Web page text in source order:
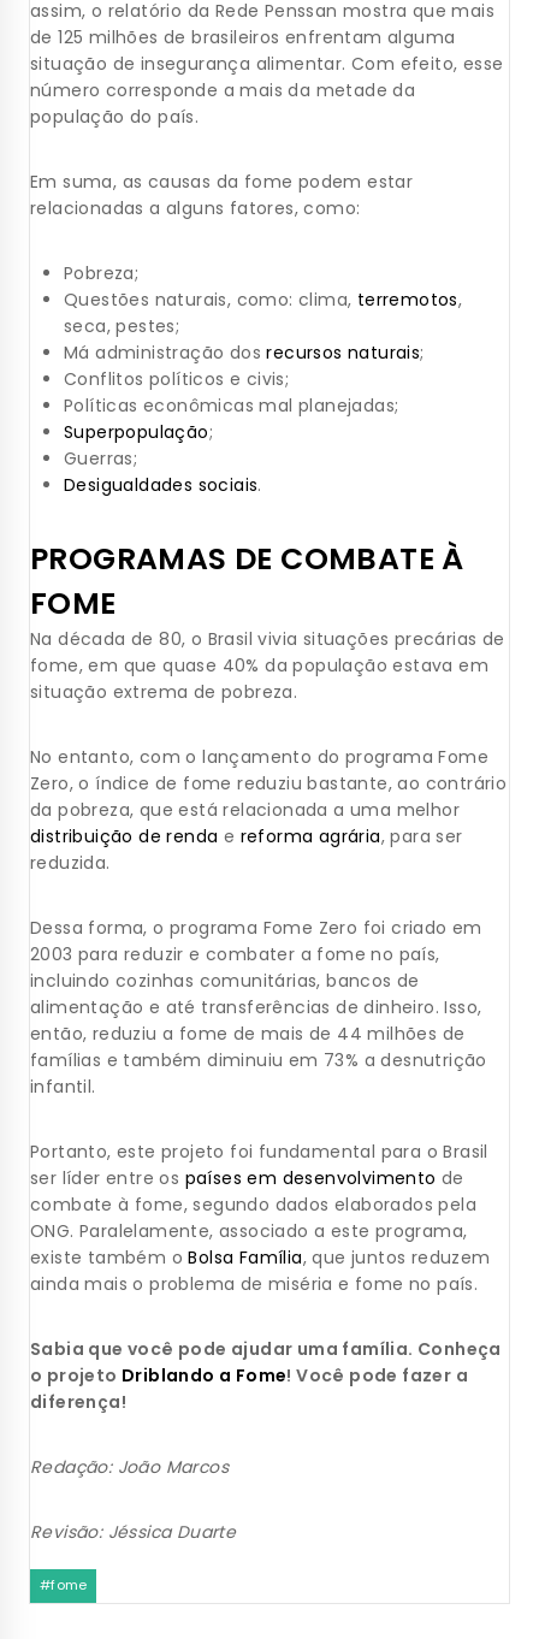
assim, o relatório da Rede Penssan mostra que mais
de 125 milhões de brasileiros enfrentam alguma
situação de insegurança alimentar. Com efeito, esse
número corresponde a mais da metade da
população do país.
Em suma, as causas da fome podem estar
relacionadas a alguns fatores, como:
Pobreza;
Questões naturais, como: clima, terremotos,
seca, pestes;
Má administração dosrecursos naturais;
Conflitos políticos e civis;
Políticas econômicas mal planejadas;
Superpopulação;
Guerras;
Desigualdades sociais.
PROGRAMAS DE COMBATE À
FOME
Na década de 80, o Brasil vivia situações precárias de
fome, em que quase 40% da população estava em
situação extrema de pobreza.
No entanto, com o lançamento do programa Fome
Zero, o índice de fome reduziu bastante, ao contrário
da pobreza, que está relacionada a uma melhor
distribuição de renda e reforma agrária, para ser
reduzida.
Dessa forma, o programa Fome Zero foi criado em
2003 para reduzir e combater a fome no país,
incluindo cozinhas comunitárias, bancos de
alimentação e até transferências de dinheiro. Isso,
então, reduziu a fome de mais de 44 milhões de
famílias e também diminuiu em 73% a desnutrição
infantil.
Portanto, este projeto foi fundamental para o Brasil
ser líder entre os países em desenvolvimento de
combate à fome, segundo dados elaborados pela
ONG. Paralelamente, associado a este programa,
existe também oBolsa Família, que juntos reduzem
ainda mais o problema de miséria e fome no país.
Sabia que você pode ajudar uma família. Conheça
o projeto Driblando a Fome! Você pode fazer a
diferença!
Redação: João Marcos
Revisão: Jéssica Duarte
#fome